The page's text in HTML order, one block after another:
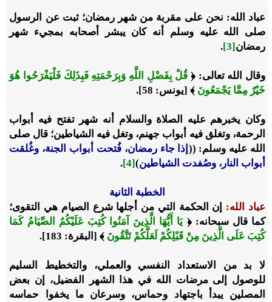
عباد الله: نحن على مقربة من شهر رمضان؛ ثبت عن الرسول
صلى الله عليه وسلم أنه كان يبشر أصحابه بمجيء شهر
رمضان[3]
.
وقال الله تعالى: ﴿ قُلْ بِفَضْلِ اللَّهِ وَبِرَحْمَتِهِ فَبِذَلِكَ فَلْيَفْرَحُوا هُوَ
خَيْرٌ مِمَّا يَجْمَعُونَ ﴾ [يونس: 58].
وكان يخبرهم عليه الصلاة والسلام أنه شهر تفتح فيه أبواب
الرحمة، وتغلق فيه أبواب جهنم، وتغل فيه الشياطين؛ قال صلى
الله عليه وسلم: (( إذا جاء رمضان، فُتحت أبواب الجنة، وغُلقت
أبواب النار، وصُفدت الشياطين)
[4]
.
الخطبة الثانية
عباد الله: إن الحكمة التي من أجلها شرع الصيام هي التقوى؛
كما قال سبحانه: ﴿يَا أَيُّهَا الَّذِينَ آمَنُوا كُتِبَ عَلَيْكُمُ الصِّيَامُ كَمَا
كُتِبَ عَلَى الَّذِينَ مِنْ قَبْلِكُمْ لَعَلَّكُمْ تَتَّقُونَ ﴾ [البقرة: 183].
لا بد من الاستعداد النفسي والعملي، والتخطيط السليم
للوصول إلى مرضات الله في هذا الشهر الفضيل، إن بعض
المصلين يبدأ باجتهاد وحماس، وسرعان ما يخفوا حماسه